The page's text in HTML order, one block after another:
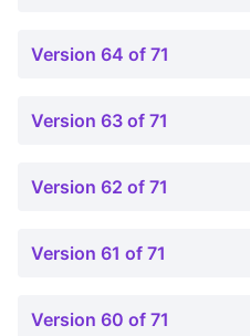
Version 64 of 71
Version 63 of 71
Version 62 of 71
Version 61 of 71
Version 60 of 71